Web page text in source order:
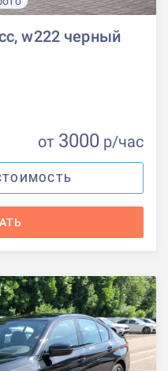
w222 черный
от 3000 р/час